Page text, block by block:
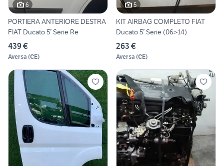
6
PORTIERA ANTERIORE DESTRA
FIAT Ducato 5° Serie Re
439 €
Aversa (CE)
5
KIT AIRBAG COMPLETO FIAT
Ducato 5° Serie (06>14)
263 €
Aversa (CE)